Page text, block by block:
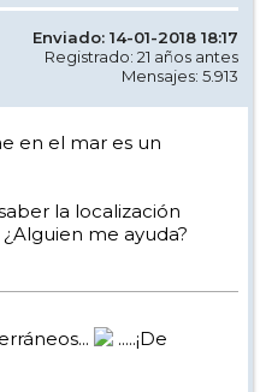
Enviado: 14-01-2018 18:17
Registrado: 21 años antes
Mensajes: 5.913
en el mar es un
la localización
me ayuda?
.....¡De